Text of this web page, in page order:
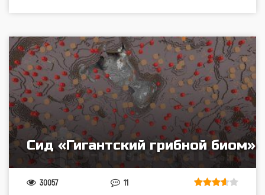
Сид «Гигантский грибной биом»
30057 11